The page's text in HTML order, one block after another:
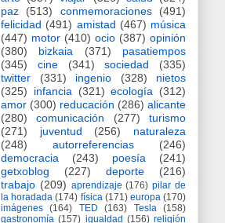
paz
(513) conmemoraciones
(491)
felicidad (491) amistad (467) música
(447) motor (410) ocio (387) opinión
(380)
bizkaia (371)
pasatiempos
(345)
cine (341) sociedad
(335)
twitter
(331) ingenio (328)
nietos
(325)
infancia (321) ecología
(312)
amor (300) reducación (286) alicante
(280)
comunicación (277)
turismo
(271)
juventud (256)
naturaleza
(248)
autorreferencias
(246)
democracia
(243) poesía
(241)
getxoblog
(227) deporte
(216)
trabajo (209) aprendizaje (176) pilar de
la horadada (174) física (171) europa (170)
imágenes
(164) TED (163) Tesla
(158)
gastronomía (157) igualdad (156) religión